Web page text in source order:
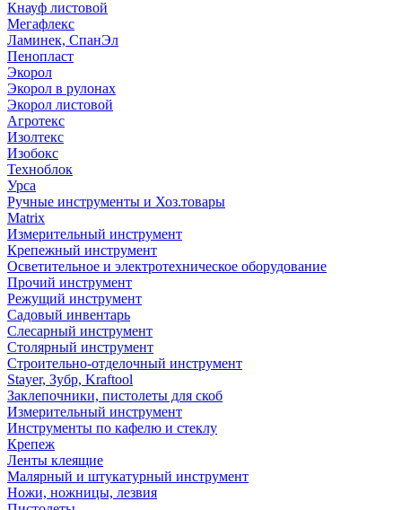
Кнауф листовой
Мегафлекс
Ламинек, СпанЭл
Пенопласт
Экорол
Экорол в рулонах
Экорол листовой
Агротекс
Изолтекс
Изобокс
Техноблок
Урса
Ручные инструменты и Хоз.товары
Matrix
Измерительный инструмент
Крепежный инструмент
Осветительное и электротехническое оборудование
Прочий инструмент
Режущий инструмент
Садовый инвентарь
Слесарный инструмент
Столярный инструмент
Строительно-отделочный инструмент
Stayer, Зубр, Kraftool
Заклепочники, пистолеты для скоб
Измерительный инструмент
Инструменты по кафелю и стеклу
Крепеж
Ленты клеящие
Малярный и штукатурный инструмент
Ножи, ножницы, лезвия